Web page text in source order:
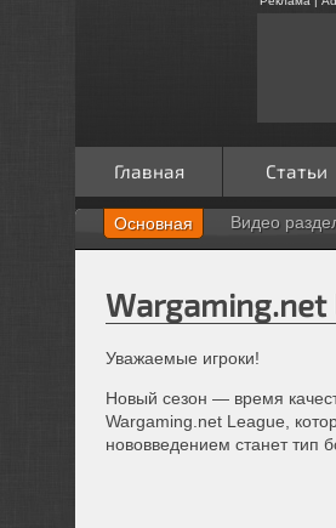
Главная Статьи
Основная Видео
Wargaming.net
Уважаемые игроки!
Новый сезон — время
Wargaming.net League,
нововведением станет тип